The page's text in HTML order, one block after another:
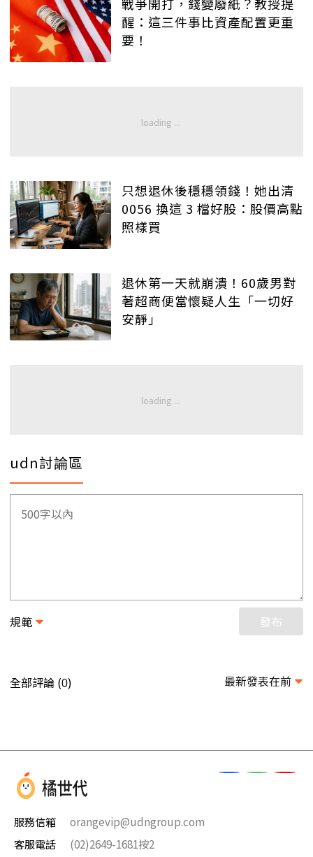
戰爭開打，錢變廢紙？教授提
醒：這三件事比資產配置更重
要！
只想退休後穩穩領錢！她出清
0056 換這 3 檔好股：股價高點
照樣買
退休第一天就崩潰！60歲男對
著超商便當懷疑人生「一切好
安靜」
udn討論區
規範 發布
全部評論 (0) 最新發表在前
服務信箱
orangevip@udngroup.com
客服電話
(02)2649-1681按2